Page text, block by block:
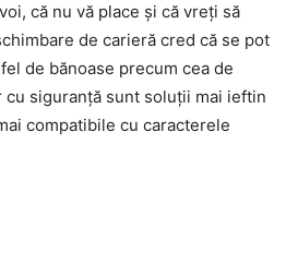
că nu vă place și că vreți să
de carieră cred că se pot
de bănoase precum cea de
siguranță sunt soluții mai ieftin
compatibile cu caracterele